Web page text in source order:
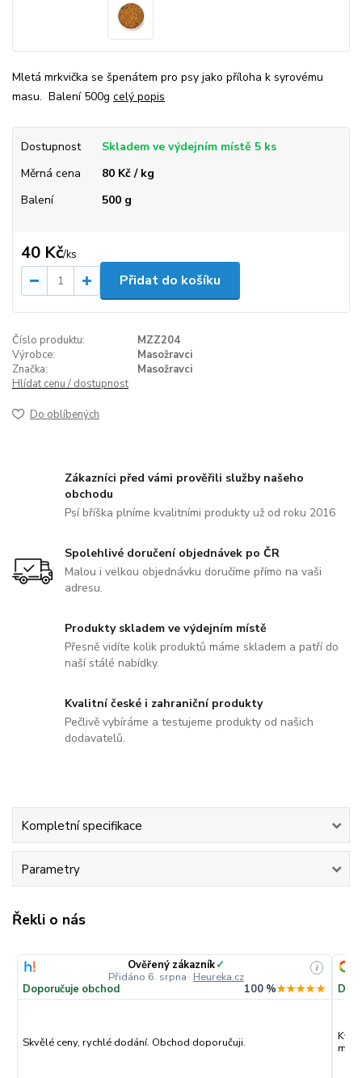
Mletá mrkvička se špenátem pro psy jako příloha k syrovému
masu. Balení 500g celý popis
Dostupnost
Skladem ve výdejním místě 5 ks
Měrná cena
80 Kč / kg
Balení
500 g
40 Kč/ks
Přidat do košíku
Číslo produktu:
MZZ204
Výrobce:
Masožravci
Značka:
Masožravci
Hlídat cenu / dostupnost
Do oblíbených
Zákazníci před vámi prověřili služby našeho
obchodu
Psí bříška plníme kvalitními produkty už od roku 2016
Spolehlivé doručení objednávek po ČR
Malou i velkou objednávku doručíme přímo na vaši
adresu.
Produkty skladem ve výdejním místě
Přesně vidíte kolik produktů máme skladem a patří do
naší stálé nabídky.
Kvalitní české i zahraniční produkty
Pečlivě vybíráme a testujeme produkty od našich
dodavatelů.
Kompletní specifikace
Parametry
Řekli o nás
Ověřený zákazník✓
Přidáno 6. srpna · Heureka.cz
i
Doporučuje obchod 100 %★★★★★
Skvělé ceny, rychlé dodání. Obchod doporučuji.